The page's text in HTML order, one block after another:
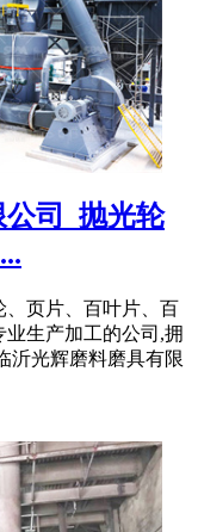
司_抛光轮
、页片、百叶片、百
生产加工的公司,拥
沂光辉磨料磨具有限